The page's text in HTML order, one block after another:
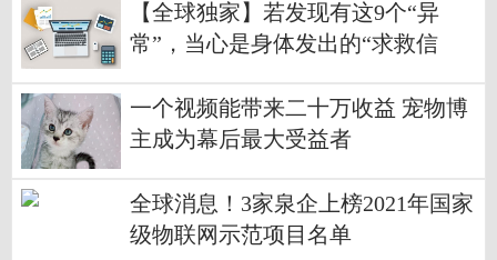
【全球独家】若发现有这9个“异
常”，当心是身体发出的“求救信
一个视频能带来二十万收益 宠物博
主成为幕后最大受益者
全球消息！3家泉企上榜2021年国家
级物联网示范项目名单